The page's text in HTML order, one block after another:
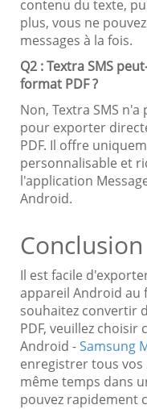
contenu du texte,
plus, vous ne
messages à la fois.
Q2 : Textra SMS
format PDF ?
Non, Textra SMS
pour exporter
PDF. Il offre
personnalisable et
l'application
Android.
Conclusion
Il est facile
appareil Android au
souhaitez convertir
PDF, veuillez choisir
Android -Samsung
enregistrer tous
même temps dans
pouvez rapidement